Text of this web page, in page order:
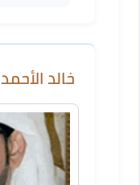
خالد الأحمد